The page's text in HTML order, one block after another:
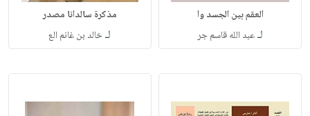
العقم بين الجسد وا
لـعبد الله قاسم جر
مذكرة سالدانا مصدر
لـخالد بن غانم الع